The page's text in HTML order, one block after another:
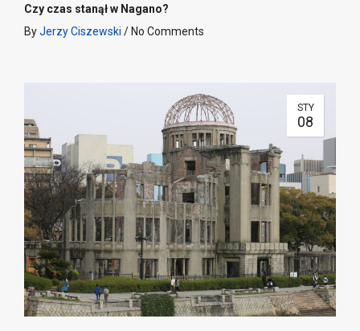
Czy czas stanął w Nagano?
ByJerzy Ciszewski / No Comments
STY
08